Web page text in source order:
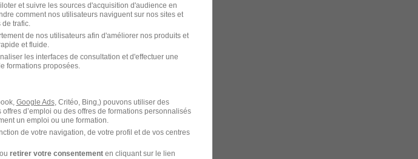
et suivre les sources d'acquisition d'audience en
comment nos utilisateurs naviguent sur nos sites et
trafic.
de nos utilisateurs afin d'améliorer nos produits et
et fluide.
les interfaces de consultation et d'effectuer une
formations proposées.
Google Ads, Critéo, Bing,) pouvons utiliser des
d’emploi ou des offres de formations personnalisés
un emploi ou une formation.
de votre navigation, de votre profil et de vos centres
ou retirer votre consentementen cliquant sur le lien